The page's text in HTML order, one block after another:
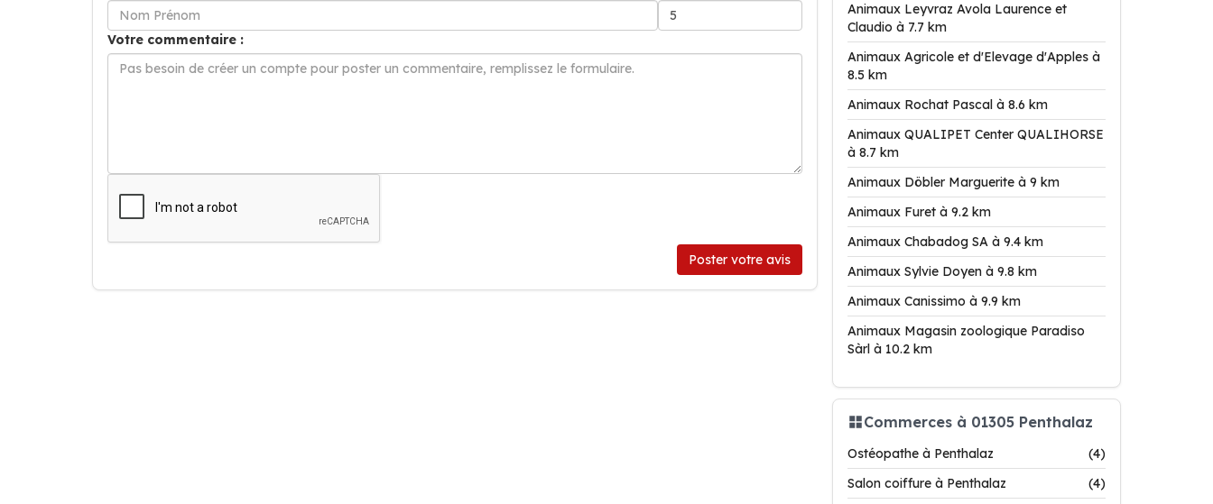
Votre commentaire :
Poster votre avis
Animaux Leyvraz Avola Laurence et
Claudio à 7.7 km
Animaux Agricole et d'Elevage d'Apples à
8.5 km
Animaux Rochat Pascal à 8.6 km
Animaux QUALIPET Center QUALIHORSE
à 8.7 km
Animaux Döbler Marguerite à 9 km
Animaux Furet à 9.2 km
Animaux Chabadog SA à 9.4 km
Animaux Sylvie Doyen à 9.8 km
Animaux Canissimo à 9.9 km
Animaux Magasin zoologique Paradiso
Sàrl à 10.2 km
Commerces à 01305 Penthalaz
Ostéopathe à Penthalaz
(4)
Salon coiffure à Penthalaz
(4)